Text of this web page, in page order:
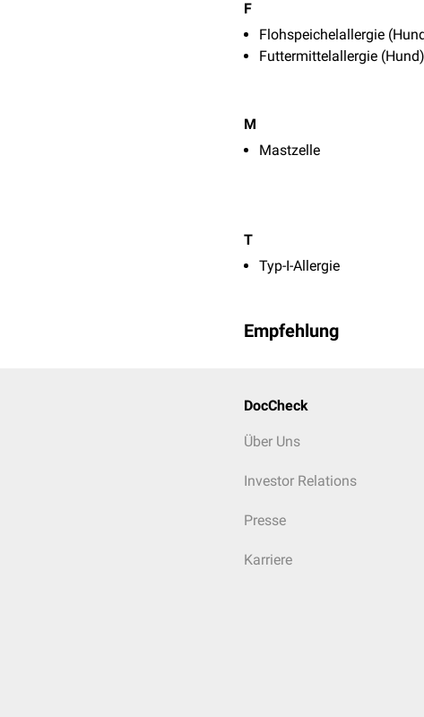
F
Flohspeichelallergie
Futtermittelallergie (Hund)
M
Mastzelle
T
Typ-I-Allergie
Empfehlung
DocCheck
Über Uns
Investor Relations
Presse
Karriere